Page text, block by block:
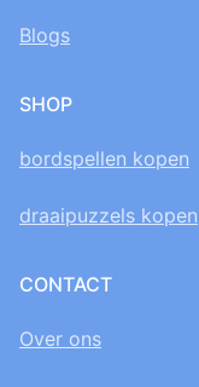
Blogs
SHOP
bordspellen kopen
draaipuzzels kopen
CONTACT
Over ons